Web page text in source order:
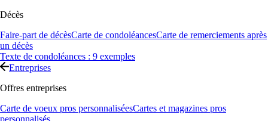
Décès
Faire-part de décèsCarte de condoléancesCarte de remerciements après
un décès
Texte de condoléances : 9 exemples
Entreprises
Offres entreprises
Carte de voeux pros personnaliséesCartes et magazines pros
personnalisés